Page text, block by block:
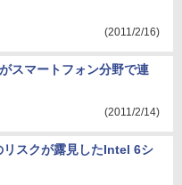
(2011/2/16)
スマートフォン分野で連
(2011/2/14)
スクが露見したIntel 6シ